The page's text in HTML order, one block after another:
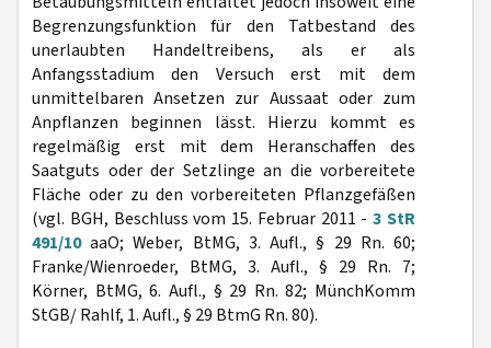
Begrenzungsfunktion für den Tatbestand des
unerlaubten Handeltreibens, als er als
Anfangsstadium den Versuch erst mit dem
unmittelbaren Ansetzen zur Aussaat oder zum
Anpflanzen beginnen lässt. Hierzu kommt es
regelmäßig erst mit dem Heranschaffen des
Saatguts oder der Setzlinge an die vorbereitete
Fläche oder zu den vorbereiteten Pflanzgefäßen
(vgl. BGH, Beschluss vom 15. Februar 2011 -3 StR
491/10aaO; Weber, BtMG, 3. Aufl., § 29 Rn. 60;
Franke/Wienroeder, BtMG, 3. Aufl., § 29 Rn. 7;
Körner, BtMG, 6. Aufl., § 29 Rn. 82; MünchKomm
StGB/ Rahlf, 1. Aufl., § 29 BtmG Rn. 80).